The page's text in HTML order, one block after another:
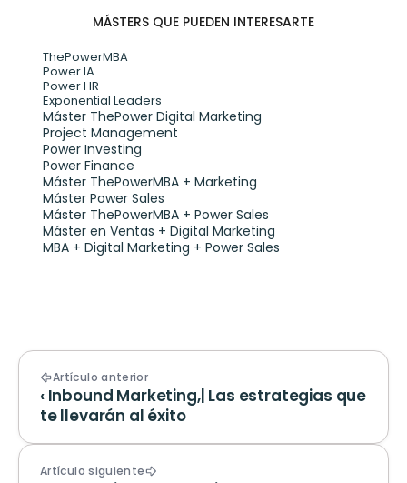
MÁSTERS QUE PUEDEN INTERESARTE
ThePowerMBA
Power IA
Power HR
Exponential Leaders
Máster ThePower Digital Marketing
Project Management
Power Investing
Power Finance
Máster ThePowerMBA + Marketing
Máster Power Sales
Máster ThePowerMBA + Power Sales
Máster en Ventas + Digital Marketing
MBA + Digital Marketing + Power Sales
Artículo anterior
‹ Inbound Marketing,| Las estrategias que
te llevarán al éxito
Artículo siguiente